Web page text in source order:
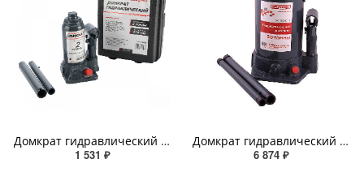
Домкрат гидравлический бутылочный 2т h 148-278мм SKYWAY с клапаном в кейсе
1 531 ₽
Домкрат гидравлический бутылочный 30т h 255-415мм SKYWAY с клапаном в коробке+сумка
6 874 ₽